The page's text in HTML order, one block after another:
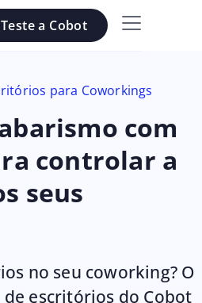
Teste a Cobot
para Coworkings
com
controlar a
seus
no seu coworking? O
escritórios do Cobot